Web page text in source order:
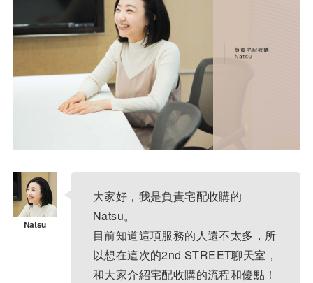
大家好，我是負責宅配收購的
Natsu。
目前知道這項服務的人還不太多，所
以想在這次的2nd STREET聊天室，
和大家介紹宅配收購的流程和優點！